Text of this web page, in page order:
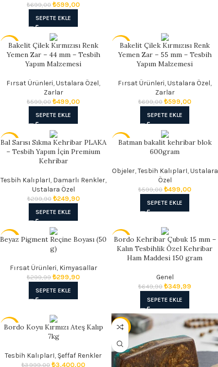
₺699,00 ₺599,00
SEPETE EKLE
- 17%
Bakelit Çilek Kırmızısı Renk
Yemen Zar – 44 mm – Tesbih
Yapım Malzemesi
Fırsat Ürünleri,Ustalara Özel,
Zarlar
₺599,00 ₺499,00
SEPETE EKLE
- 14%
Bakelit Çilek Kırmızısı Renk
Yemen Zar – 55 mm – Tesbih
Yapım Malzemesi
Fırsat Ürünleri,Ustalara Özel,
Zarlar
₺699,00 ₺599,00
SEPETE EKLE
- 17%
Bal Sarısı Sıkma Kehribar PLAKA
– Tesbih Yapım İçin Premium
Kehribar
Tesbih KalıplarI, Damarlı Renkler,
Ustalara Özel
₺299,90 ₺249,90
SEPETE EKLE
- 17%
Batman bakalit kehribar blok
600gram
Objeler,Tesbih KalıplarI,Ustalara
Özel
₺599,00 ₺499,00
SEPETE EKLE
SATIŞ
Beyaz Pigment Reçine Boyası (50
g)
Fırsat Ürünleri, Kimyasallar
₺299,99 ₺299,90
SEPETE EKLE
- 46%
Bordo Kehribar Çubuk 15 mm –
Kalın Tesbihlik Özel Kehribar
Ham Maddesi 150 gram
Genel
₺649,90 ₺349,99
SEPETE EKLE
- 15%
Bordo Koyu Kırmızı Ateş Kalıp
7kg
Tesbih KalıplarI, Şeffaf Renkler
₺3.999,00 ₺3.400,00
- 17%